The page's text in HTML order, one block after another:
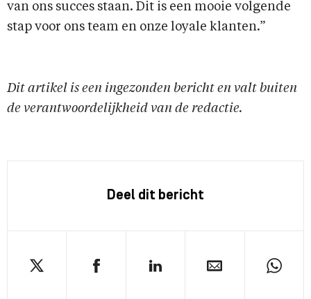
van ons succes staan. Dit is een mooie volgende
stap voor ons team en onze loyale klanten.”
Dit artikel is een ingezonden bericht en valt buiten
de verantwoordelijkheid van de redactie.
Deel dit bericht